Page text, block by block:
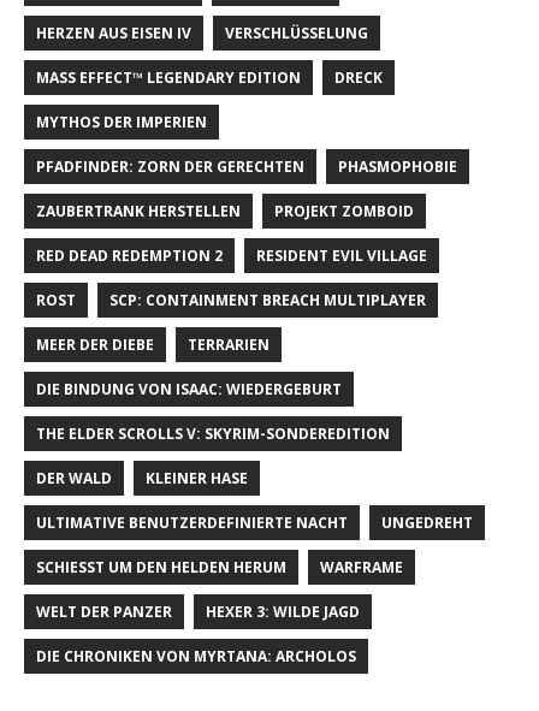
HERZEN AUS EISEN IV VERSCHLÜSSELUNG
MASS EFFECT™ LEGENDARY EDITION DRECK
MYTHOS DER IMPERIEN
PFADFINDER: ZORN DER GERECHTEN PHASMOPHOBIE
ZAUBERTRANK HERSTELLEN PROJEKT ZOMBOID
RED DEAD REDEMPTION 2 RESIDENT EVIL VILLAGE
ROST SCP: CONTAINMENT BREACH MULTIPLAYER
MEER DER DIEBE TERRARIEN
DIE BINDUNG VON ISAAC: WIEDERGEBURT
THE ELDER SCROLLS V: SKYRIM-SONDEREDITION
DER WALD KLEINER HASE
ULTIMATIVE BENUTZERDEFINIERTE NACHT UNGEDREHT
SCHIESST UM DEN HELDEN HERUM WARFRAME
WELT DER PANZER HEXER 3: WILDE JAGD
DIE CHRONIKEN VON MYRTANA: ARCHOLOS